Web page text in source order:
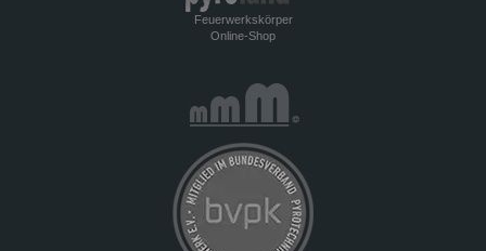
Feuerwerkskörper
Online-Shop